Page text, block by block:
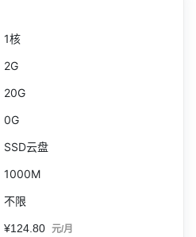
1核
2G
20G
0G
SSD云盘
1000M
不限
¥124.80 元/月